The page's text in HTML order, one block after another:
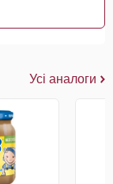
Усі аналоги